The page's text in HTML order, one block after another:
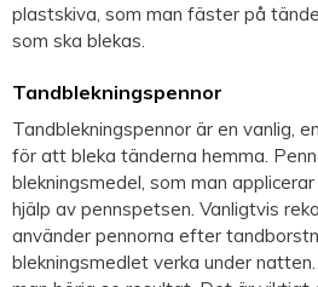
plastskiva, som man fäster på
som ska blekas.
Tandblekningspennor
Tandblekningspennor är en vanlig,
för att bleka tänderna hemma.
blekningsmedel, som man
hjälp av pennspetsen. Vanligtvis
använder pennorna efter
blekningsmedlet verka under